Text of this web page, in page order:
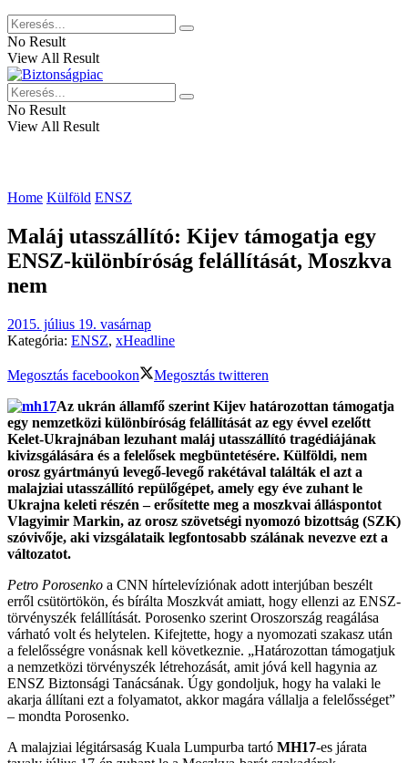
No Result
View All Result
No Result
View All Result
Home Külföld ENSZ
Maláj utasszállító: Kijev támogatja egy
ENSZ-különbíróság felállítását, Moszkva
nem
2015. július 19. vasárnap
Kategória: ENSZ, xHeadline
Megosztás facebookon
Megosztás twitteren
Az ukrán államfő szerint Kijev határozottan támogatja
egy nemzetközi különbíróság felállítását az egy évvel ezelőtt
Kelet-Ukrajnában lezuhant maláj utasszállító tragédiájának
kivizsgálására és a felelősek megbüntetésére. Külföldi, nem
orosz gyártmányú levegő-levegő rakétával találták el azt a
malajziai utasszállító repülőgépet, amely egy éve zuhant le
Ukrajna keleti részén – erősítette meg a moszkvai álláspontot
Vlagyimir Markin, az orosz szövetségi nyomozó bizottság (SZK)
szóvivője, aki vizsgálataik legfontosabb szálának nevezve ezt a
változatot.
Petro Porosenko a CNN hírtelevíziónak adott interjúban beszélt
erről csütörtökön, és bírálta Moszkvát amiatt, hogy ellenzi az ENSZ-
törvényszék felállítását. Porosenko szerint Oroszország reagálása
várható volt és helytelen. Kifejtette, hogy a nyomozati szakasz után
a felelősségre vonásnak kell következnie. „Határozottan támogatjuk
a nemzetközi törvényszék létrehozását, amit jóvá kell hagynia az
ENSZ Biztonsági Tanácsának. Úgy gondoljuk, hogy ha valaki le
akarja állítani ezt a folyamatot, akkor magára vállalja a felelősséget”
– mondta Porosenko.
A malajziai légitársaság Kuala Lumpurba tartó MH17-es járata